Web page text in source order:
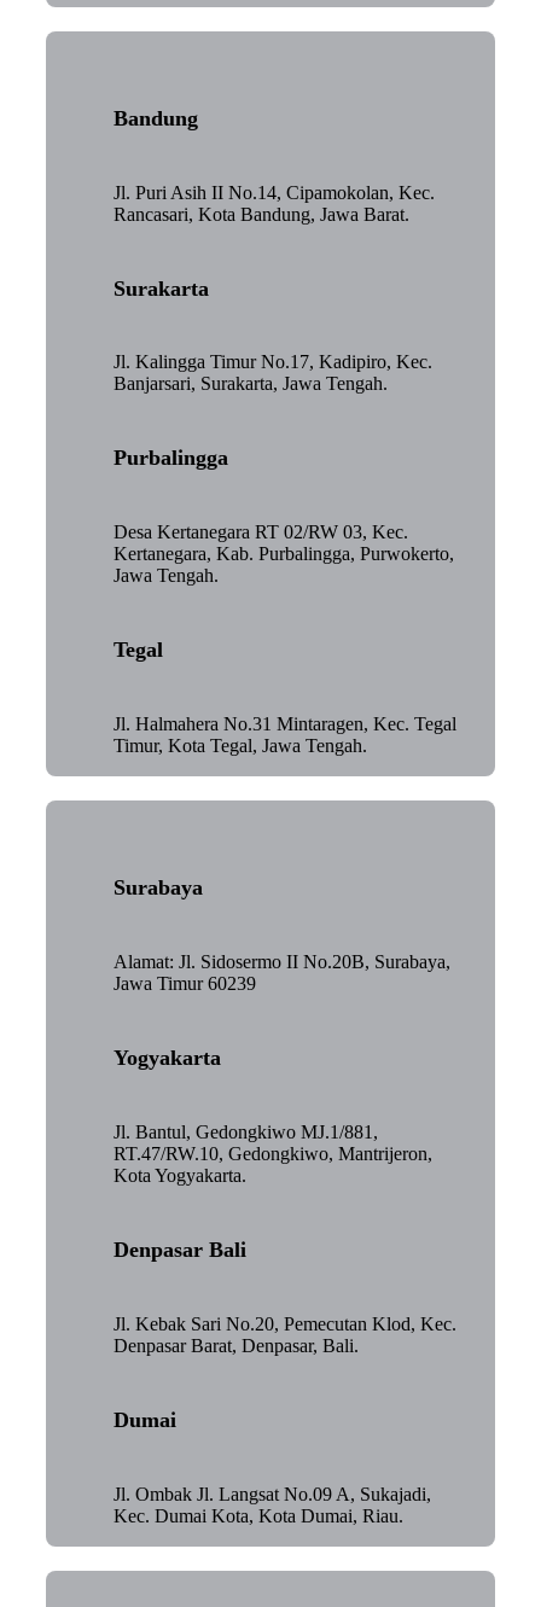
Bandung
Jl. Puri Asih II No.14, Cipamokolan, Kec.
Rancasari, Kota Bandung, Jawa Barat.
Surakarta
Jl. Kalingga Timur No.17, Kadipiro, Kec.
Banjarsari, Surakarta, Jawa Tengah.
Purbalingga
Desa Kertanegara RT 02/RW 03, Kec.
Kertanegara, Kab. Purbalingga, Purwokerto,
Jawa Tengah.
Tegal
Jl. Halmahera No.31 Mintaragen, Kec. Tegal
Timur, Kota Tegal, Jawa Tengah.
Surabaya
Alamat: Jl. Sidosermo II No.20B, Surabaya,
Jawa Timur 60239
Yogyakarta
Jl. Bantul, Gedongkiwo MJ.1/881,
RT.47/RW.10, Gedongkiwo, Mantrijeron,
Kota Yogyakarta.
Denpasar Bali
Jl. Kebak Sari No.20, Pemecutan Klod, Kec.
Denpasar Barat, Denpasar, Bali.
Dumai
Jl. Ombak Jl. Langsat No.09 A, Sukajadi,
Kec. Dumai Kota, Kota Dumai, Riau.